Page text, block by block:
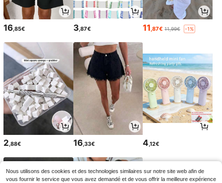
16 ,85€ 3,87€ 11 ,87€ 11,99€ -1%
2 ,88€ 16,33€ 4 ,12€
Nous utilisons des cookies et des technologies similaires sur notre site web afin de
vous fournir le service que vous avez demandé et de vous offrir la meilleure expérience